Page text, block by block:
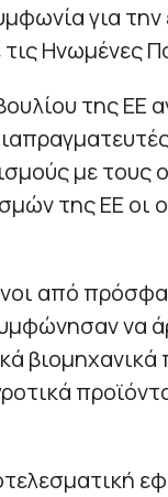
για
Ηνωμένες
της ΕΕ
με τους
της ΕΕ οι
από
να